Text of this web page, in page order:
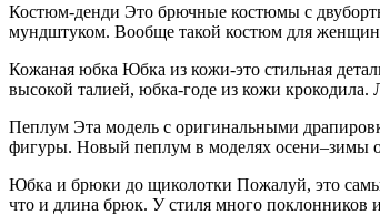
Костюм-денди Это брючные костюмы с
мундштуком. Вообще такой костюм для
Кожаная юбка Юбка из кожи-это стильная
высокой талией, юбка-годе из кожи
Пеплум Эта модель с оригинальными
фигуры. Новый пеплум в моделях осени–зимы
Юбка и брюки до щиколотки Пожалуй, это
что и длина брюк. У стиля много поклонников и